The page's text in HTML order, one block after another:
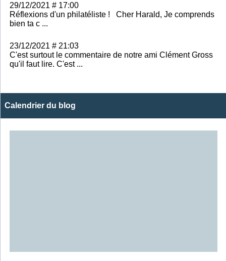
29/12/2021 # 17:00
Réflexions d'un philatéliste ! Cher Harald, Je comprends
bien ta c ...
23/12/2021 # 21:03
C'est surtout le commentaire de notre ami Clément Gross
qu'il faut lire. C'est ...
Calendrier du blog